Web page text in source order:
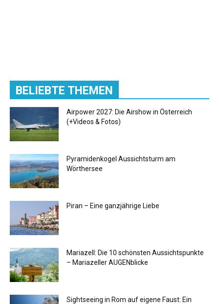
BELIEBTE THEMEN
Airpower 2027: Die Airshow in Österreich
(+Videos & Fotos)
Pyramidenkogel Aussichtsturm am
Wörthersee
Piran – Eine ganzjährige Liebe
Mariazell: Die 10 schönsten Aussichtspunkte
– Mariazeller AUGENblicke
Sightseeing in Rom auf eigene Faust: Ein